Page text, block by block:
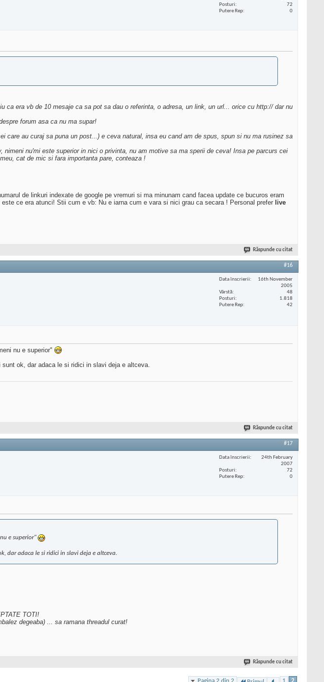
Posturi
72
Putere Rep
0
era vb de 10 mesaje ca sa pot sa dau o referinta, o adresa, un link, un url... orice cu http:// dar nu
forum asa ca nu ma supar!
au curaj sa puna un post...) e ceva natural, insa eu cand am de spus, spun si nu ma rusinez sa
nu'mi este superior in nici o privinta, nu am motive sa ma sperii de ceva! Insa pe parcurs cei
cat de mic si fara importanta pare, conteaza !
de linkuri indexate de google pe vremuri si ma minunam cand facea update ce bucuros eram
ce era atunci! Stii cum e vb: Nu e iarna cum e vara si nici grau ca secara ! Personal prefer live
Răspunde cu citat
#16
Data înscrierii
16th November
2005
Vârstă
48
Posturi
1.818
Putere Rep
42
nu e superior"
ok, dar adaca le si ridici in slavi deja e altceva.
Răspunde cu citat
#17
Data înscrierii
24th February
2007
Posturi
72
Putere Rep
0
e superior"
dar adaca le si ridici in slavi deja e altceva.
TOTI!
degeaba) ... sa ramana threadul curat!
Răspunde cu citat
Pagina 2 din 2 1 2